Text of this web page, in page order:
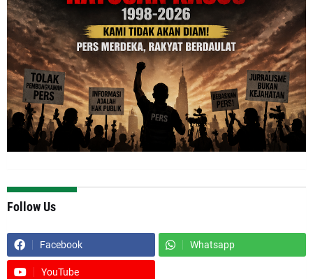
Follow Us
Facebook Whatsapp
YouTube